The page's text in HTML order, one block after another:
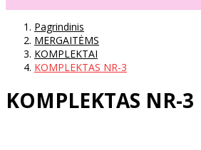
Pagrindinis
MERGAITĖMS
KOMPLEKTAI
KOMPLEKTAS NR-3
KOMPLEKTAS NR-3